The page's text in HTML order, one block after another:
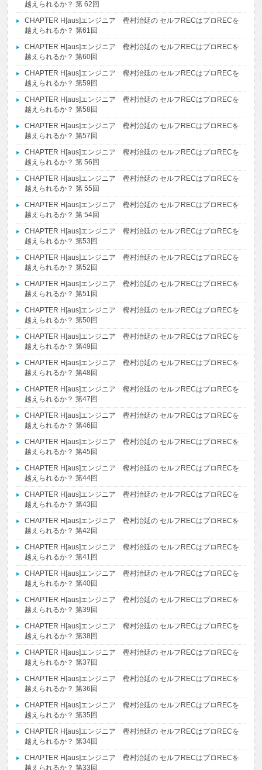
越えられるか？ 第 62回
CHAPTER H[aus]エンジニア 樫村治延の セルフRECはプロRECを
越えられるか？ 第61回
CHAPTER H[aus]エンジニア 樫村治延の セルフRECはプロRECを
越えられるか？ 第60回
CHAPTER H[aus]エンジニア 樫村治延の セルフRECはプロRECを
越えられるか？ 第59回
CHAPTER H[aus]エンジニア 樫村治延の セルフRECはプロRECを
越えられるか？ 第58回
CHAPTER H[aus]エンジニア 樫村治延の セルフRECはプロRECを
越えられるか？ 第57回
CHAPTER H[aus]エンジニア 樫村治延の セルフRECはプロRECを
越えられるか？ 第 56回
CHAPTER H[aus]エンジニア 樫村治延の セルフRECはプロRECを
越えられるか？ 第 55回
CHAPTER H[aus]エンジニア 樫村治延の セルフRECはプロRECを
越えられるか？ 第 54回
CHAPTER H[aus]エンジニア 樫村治延の セルフRECはプロRECを
越えられるか？ 第53回
CHAPTER H[aus]エンジニア 樫村治延の セルフRECはプロRECを
越えられるか？ 第52回
CHAPTER H[aus]エンジニア 樫村治延の セルフRECはプロRECを
越えられるか？ 第51回
CHAPTER H[aus]エンジニア 樫村治延の セルフRECはプロRECを
越えられるか？ 第50回
CHAPTER H[aus]エンジニア 樫村治延の セルフRECはプロRECを
越えられるか？ 第49回
CHAPTER H[aus]エンジニア 樫村治延の セルフRECはプロRECを
越えられるか？ 第48回
CHAPTER H[aus]エンジニア 樫村治延の セルフRECはプロRECを
越えられるか？ 第47回
CHAPTER H[aus]エンジニア 樫村治延の セルフRECはプロRECを
越えられるか？ 第46回
CHAPTER H[aus]エンジニア 樫村治延の セルフRECはプロRECを
越えられるか？ 第45回
CHAPTER H[aus]エンジニア 樫村治延の セルフRECはプロRECを
越えられるか？ 第44回
CHAPTER H[aus]エンジニア 樫村治延の セルフRECはプロRECを
越えられるか？ 第43回
CHAPTER H[aus]エンジニア 樫村治延の セルフRECはプロRECを
越えられるか？ 第42回
CHAPTER H[aus]エンジニア 樫村治延の セルフRECはプロRECを
越えられるか？ 第41回
CHAPTER H[aus]エンジニア 樫村治延の セルフRECはプロRECを
越えられるか？ 第40回
CHAPTER H[aus]エンジニア 樫村治延の セルフRECはプロRECを
越えられるか？ 第39回
CHAPTER H[aus]エンジニア 樫村治延の セルフRECはプロRECを
越えられるか？ 第38回
CHAPTER H[aus]エンジニア 樫村治延の セルフRECはプロRECを
越えられるか？ 第37回
CHAPTER H[aus]エンジニア 樫村治延の セルフRECはプロRECを
越えられるか？ 第36回
CHAPTER H[aus]エンジニア 樫村治延の セルフRECはプロRECを
越えられるか？ 第35回
CHAPTER H[aus]エンジニア 樫村治延の セルフRECはプロRECを
越えられるか？ 第34回
CHAPTER H[aus]エンジニア 樫村治延の セルフRECはプロRECを
越えられるか？ 第33回